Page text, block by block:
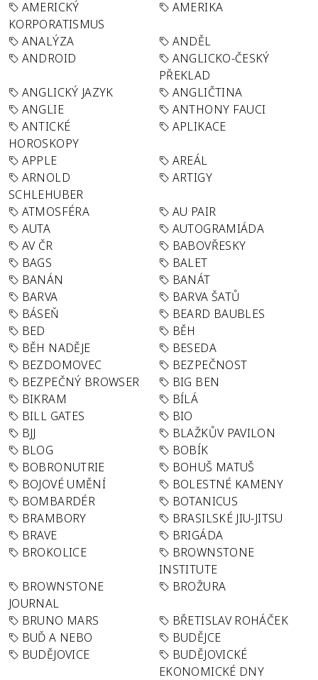
AMERICKÝ
KORPORATISMUS
AMERIKA
ANALÝZA
ANDĚL
ANDROID
ANGLICKO-ČESKÝ
PŘEKLAD
ANGLICKÝ JAZYK
ANGLIČTINA
ANGLIE
ANTHONY FAUCI
ANTICKÉ
HOROSKOPY
APLIKACE
APPLE
AREÁL
ARNOLD
SCHLEHUBER
ARTIGY
ATMOSFÉRA
AU PAIR
AUTA
AUTOGRAMIÁDA
AV ČR
BABOVŘESKY
BAGS
BALET
BANÁN
BANÁT
BARVA
BARVA ŠATŮ
BÁSEŇ
BEARD BAUBLES
BED
BĚH
BĚH NADĚJE
BESEDA
BEZDOMOVEC
BEZPEČNOST
BEZPEČNÝ BROWSER
BIG BEN
BIKRAM
BÍLÁ
BILL GATES
BIO
BJJ
BLAŽKŮV PAVILON
BLOG
BOBÍK
BOBRONUTRIE
BOHUŠ MATUŠ
BOJOVÉ UMĚNÍ
BOLESTNÉ KAMENY
BOMBARDÉR
BOTANICUS
BRAMBORY
BRASILSKÉ JIU-JITSU
BRAVE
BRIGÁDA
BROKOLICE
BROWNSTONE
INSTITUTE
BROWNSTONE
JOURNAL
BROŽURA
BRUNO MARS
BŘETISLAV ROHÁČEK
BUĎ A NEBO
BUDĚJCE
BUDĚJOVICE
BUDĚJOVICKÉ
EKONOMICKÉ DNY